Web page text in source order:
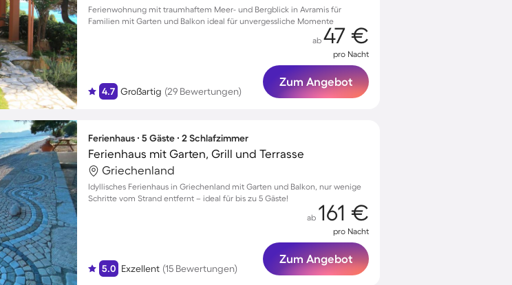
Ferienwohnung mit traumhaftem Meer- und Bergblick in Avramis für
Familien mit Garten und Balkon ideal für unvergessliche Momente
4.7 Großartig (29 Bewertungen)
ab 47 €
pro Nacht
Zum Angebot
Ferienhaus ∙ 5 Gäste ∙ 2 Schlafzimmer
Ferienhaus mit Garten, Grill und Terrasse
Griechenland
Idyllisches Ferienhaus in Griechenland mit Garten und Balkon, nur wenige
Schritte vom Strand entfernt – ideal für bis zu 5 Gäste!
5.0 Exzellent (15 Bewertungen)
ab 161 €
pro Nacht
Zum Angebot